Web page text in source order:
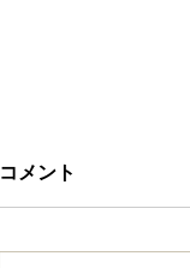
コメント